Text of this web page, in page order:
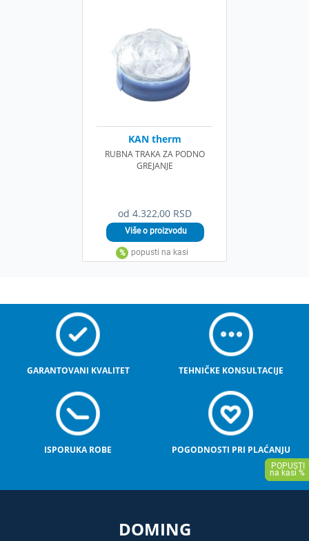
od 4.322,00 RSD
KAN therm
RUBNA TRAKA ZA PODNO
GREJANJE
GARANTOVANI KVALITET TEHNIČKE KONSULTACIJE
ISPORUKA ROBE POGODNOSTI PRI PLAĆANJU
DOMING